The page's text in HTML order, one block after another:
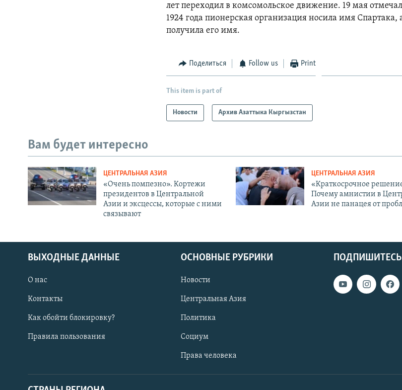
лет переходил в комсомольское движение. 19 мая
1924 года пионерская организация носила имя
получила его имя.
Поделиться Follow us Print
This item is part of
Новости Архив Азаттыка Кыргызстан
Вам будет интересно
ЦЕНТРАЛЬНАЯ АЗИЯ
«Очень помпезно». Кортежи
президентов в Центральной
Азии и эксцессы, которые с ними
связывают
ЦЕНТРАЛЬНАЯ АЗИЯ
«Краткосрочное
Почему амнистии в
Азии не панацея от
ПОДПИШИТЕСЬ
ВЫХОДНЫЕ ДАННЫЕ
О нас
Контакты
Как обойти блокировку?
Правила пользования
ОСНОВНЫЕ РУБРИКИ
Новости
Центральная Азия
Политика
Социум
Права человека